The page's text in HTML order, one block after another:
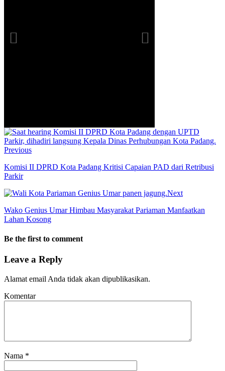
Previous
Komisi II DPRD Kota Padang Kritisi Capaian PAD dari Retribusi
Parkir
Next
Wako Genius Umar Himbau Masyarakat Pariaman Manfaatkan
Lahan Kosong
Be the first to comment
Leave a Reply
Alamat email Anda tidak akan dipublikasikan.
Komentar
Nama *